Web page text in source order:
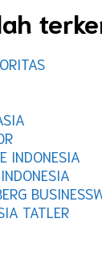
INDONESIA
TATLER